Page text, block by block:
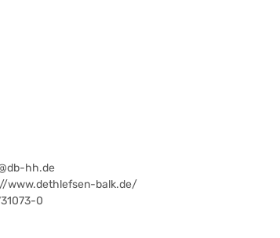
hh.de
www.dethlefsen-balk.de/
0